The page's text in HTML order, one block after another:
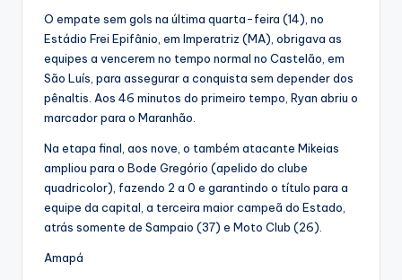
O empate sem gols na última quarta-feira (14), no
Estádio Frei Epifânio, em Imperatriz (MA), obrigava as
equipes a vencerem no tempo normal no Castelão, em
São Luís, para assegurar a conquista sem depender dos
pênaltis. Aos 46 minutos do primeiro tempo, Ryan abriu o
marcador para o Maranhão.
Na etapa final, aos nove, o também atacante Mikeias
ampliou para o Bode Gregório (apelido do clube
quadricolor), fazendo 2 a 0 e garantindo o título para a
equipe da capital, a terceira maior campeã do Estado,
atrás somente de Sampaio (37) e Moto Club (26).
Amapá